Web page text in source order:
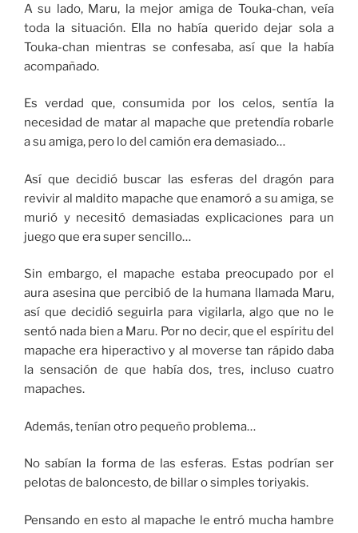
A su lado, Maru, la mejor amiga de Touka-chan, veía
toda la situación. Ella no había querido dejar sola a
Touka-chan mientras se confesaba, así que la había
acompañado.
Es verdad que, consumida por los celos, sentía la
necesidad de matar al mapache que pretendía robarle
a su amiga, pero lo del camión era demasiado…
Así que decidió buscar las esferas del dragón para
revivir al maldito mapache que enamoró a su amiga, se
murió y necesitó demasiadas explicaciones para un
juego que era super sencillo…
Sin embargo, el mapache estaba preocupado por el
aura asesina que percibió de la humana llamada Maru,
así que decidió seguirla para vigilarla, algo que no le
sentó nada bien a Maru. Por no decir, que el espíritu del
mapache era hiperactivo y al moverse tan rápido daba
la sensación de que había dos, tres, incluso cuatro
mapaches.
Además, tenían otro pequeño problema…
No sabían la forma de las esferas. Estas podrían ser
pelotas de baloncesto, de billar o simples toriyakis.
Pensando en esto al mapache le entró mucha hambre